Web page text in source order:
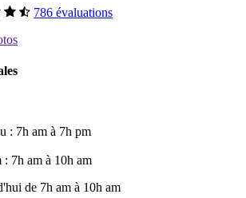
786 évaluations
: 7h am à 7h pm
: 7h am à 10h am
de 7h am à 10h am